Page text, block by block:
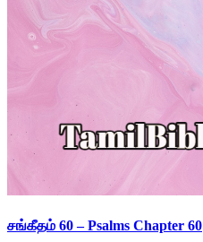
சங்கீதம் 60 – Psalms Chapter 60